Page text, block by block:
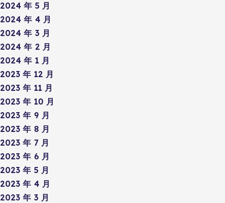
2024 年 5 月
2024 年 4 月
2024 年 3 月
2024 年 2 月
2024 年 1 月
2023 年 12 月
2023 年 11 月
2023 年 10 月
2023 年 9 月
2023 年 8 月
2023 年 7 月
2023 年 6 月
2023 年 5 月
2023 年 4 月
2023 年 3 月